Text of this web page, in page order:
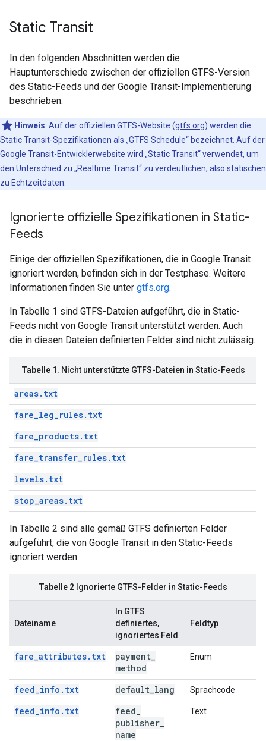
Static Transit
In den folgenden Abschnitten werden die
Hauptunterschiede zwischen der offiziellen GTFS-Version
des Static-Feeds und der Google Transit-Implementierung
beschrieben.
Hinweis: Auf der offiziellen GTFS-Website (gtfs.org) werden die
Static Transit-Spezifikationen als „GTFS Schedule“ bezeichnet. Auf der
Google Transit-Entwicklerwebsite wird „Static Transit“ verwendet, um
den Unterschied zu „Realtime Transit“ zu verdeutlichen, also statischen
zu Echtzeitdaten.
Ignorierte offizielle Spezifikationen in Static-
Feeds
Einige der offiziellen Spezifikationen, die in Google Transit
ignoriert werden, befinden sich in der Testphase. Weitere
Informationen finden Sie unter gtfs.org.
In Tabelle 1 sind GTFS-Dateien aufgeführt, die in Static-
Feeds nicht von Google Transit unterstützt werden. Auch
die in diesen Dateien definierten Felder sind nicht zulässig.
Tabelle 1 . Nicht unterstützte GTFS-Dateien in Static-Feeds
areas.txt
fare_leg_rules.txt
fare_products.txt
fare_transfer_rules.txt
levels.txt
stop_areas.txt
In Tabelle 2 sind alle gemäß GTFS definierten Felder
aufgeführt, die von Google Transit in den Static-Feeds
ignoriert werden.
Tabelle 2 Ignorierte GTFS-Felder in Static-Feeds
Dateiname
In GTFS
definiertes,
ignoriertes Feld
Feldtyp
fare_attributes.txt payment
method
Enum
feed_info.txt default lang Sprachcode
feed_info.txt feed
publisher
name
Text